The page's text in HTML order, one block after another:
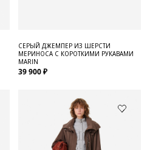
СЕРЫЙ ДЖЕМПЕР ИЗ ШЕРСТИ
МЕРИНОСА С КОРОТКИМИ РУКАВАМИ
MARIN
39 900 ₽